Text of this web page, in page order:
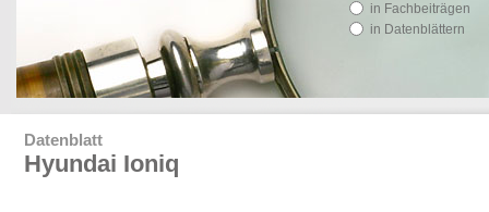
in Fachbeiträgen
in Datenblättern
Datenblatt
Hyundai Ioniq